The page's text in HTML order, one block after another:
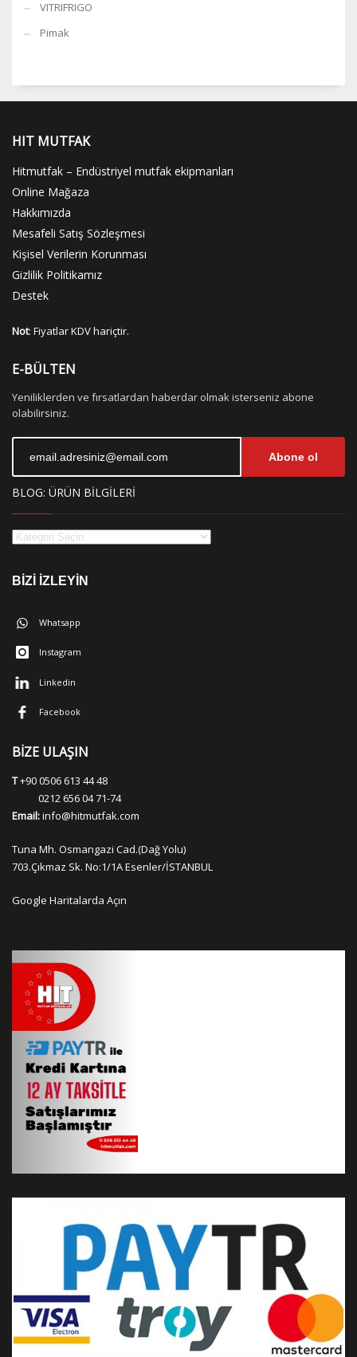
VITRIFRIGO
Pimak
HIT MUTFAK
Hitmutfak – Endüstriyel mutfak ekipmanları
Online Mağaza
Hakkımızda
Mesafeli Satış Sözleşmesi
Kişisel Verilerin Korunması
Gizlilik Politikamız
Destek
Not: Fiyatlar KDV hariçtir.
E-BÜLTEN
Yeniliklerden ve fırsatlardan haberdar olmak isterseniz abone
olabilirsiniz.
Abone ol
BLOG: ÜRÜN BİLGİLERİ
BİZİ İZLEYİN
Whatsapp
Instagram
Linkedin
Facebook
BİZE ULAŞIN
T+90 0506 613 44 48
0212 656 04 71-74
Email:info@hitmutfak.com
Tuna Mh. Osmangazi Cad.(Dağ Yolu)
703.Çıkmaz Sk. No:1/1A Esenler/İSTANBUL
Google Haritalarda Açın